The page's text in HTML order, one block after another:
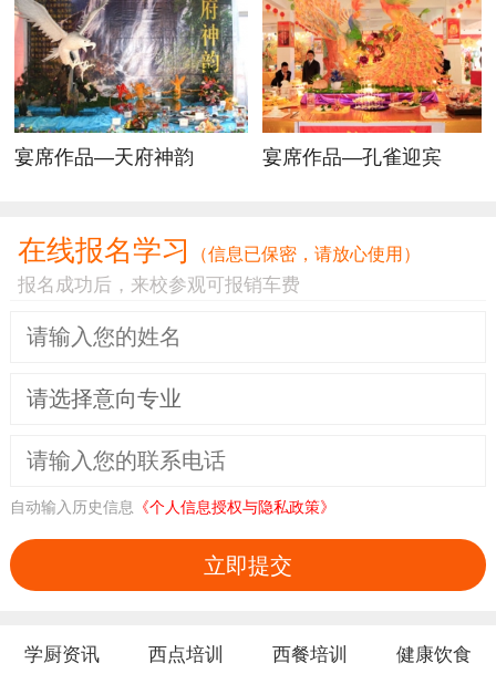
宴席作品—天府神韵 宴席作品—孔雀迎宾
在线报名学习 （信息已保密，请放心使用）
报名成功后，来校参观可报销车费
自动输入历史信息 《个人信息授权与隐私政策》
立即提交
学厨资讯 西点培训 西餐培训 健康饮食